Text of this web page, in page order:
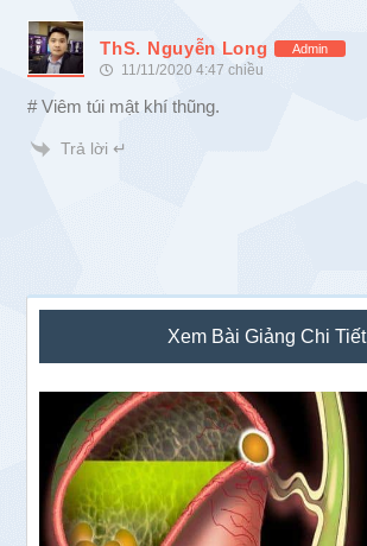
ThS. Nguyễn Long Admin
11/11/2020 4:47 chiều
# Viêm túi mật khí thũng.
Trả lời ↵
Sidebar
chính
Xem Bài Giảng Chi Tiết